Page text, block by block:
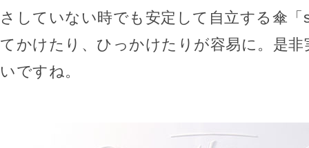
さしていない時でも安定して自立する傘「
てかけたり、ひっかけたりが容易に。是
いですね。